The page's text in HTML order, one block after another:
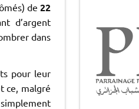
de22
d’argent
dans
pour leur
ce, malgré